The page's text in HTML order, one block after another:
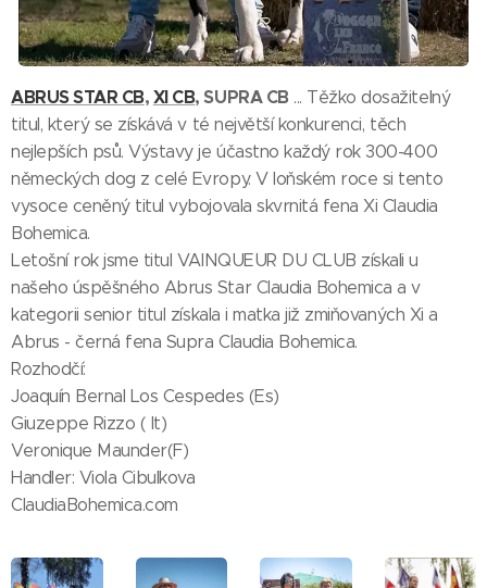
ABRUS STAR CB,XI CB, SUPRA CB... Těžko dosažitelný
titul, který se získává v té největší konkurenci, těch
nejlepších psů. Výstavy je účastno každý rok 300-400
německých dog z celé Evropy. V loňském roce si tento
vysoce ceněný titul vybojovala skvrnitá fena Xi Claudia
Bohemica.
Letošní rok jsme titul VAINQUEUR DU CLUB získali u
našeho úspěšného Abrus Star Claudia Bohemica a v
kategorii senior titul získala i matka již zmiňovaných Xi a
Abrus - černá fena Supra Claudia Bohemica.
Rozhodčí:
Joaquín Bernal Los Cespedes (Es) 🇪🇸
Giuzeppe Rizzo ( It)🇮🇹
Veronique Maunder(F)🇫🇷
Handler: Viola Cibulkova🇨🇿
ClaudiaBohemica.com🇨🇿